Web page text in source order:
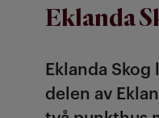
Eklanda
Eklanda
delen av